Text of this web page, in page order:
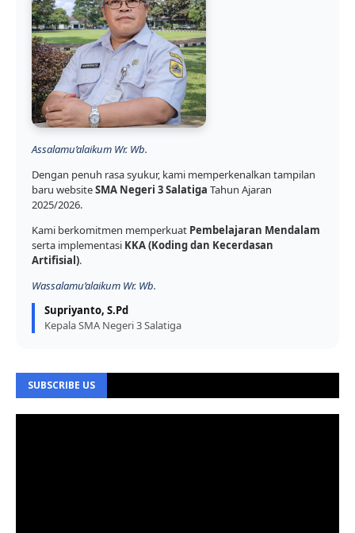
Assalamu’alaikum Wr. Wb.
Dengan penuh rasa syukur, kami memperkenalkan tampilan
baru websiteSMA Negeri 3 Salatiga Tahun Ajaran
2025/2026.
Kami berkomitmen memperkuat Pembelajaran Mendalam
serta implementasi KKA (Koding dan Kecerdasan
Artifisial).
Wassalamu’alaikum Wr. Wb.
Supriyanto, S.Pd
Kepala SMA Negeri 3 Salatiga
SUBSCRIBE US